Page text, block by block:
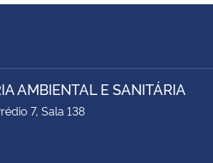
AMBIENTAL E SANITÁRIA
7, Sala 138